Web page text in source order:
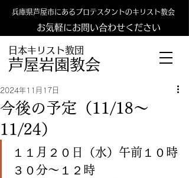
日本キリスト教団
​​芦屋岩園教会
兵庫県芦屋市にあるプロテスタントのキリスト教会
お気軽にお問い合わせください
今後の予定（11/18〜
11/24）
2024年11月17日
１１月２０日（水）午前１０時
３０分〜１２時